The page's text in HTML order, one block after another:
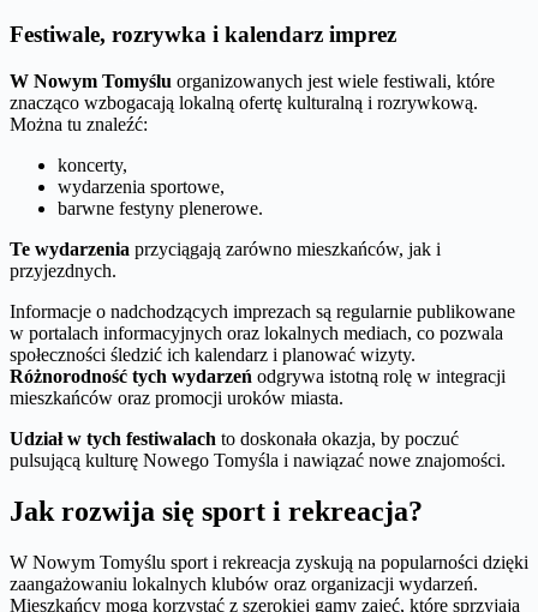
Festiwale, rozrywka i kalendarz imprez
W Nowym Tomyślu organizowanych jest wiele festiwali, które
znacząco wzbogacają lokalną ofertę kulturalną i rozrywkową.
Można tu znaleźć:
koncerty,
wydarzenia sportowe,
barwne festyny plenerowe.
Te wydarzenia przyciągają zarówno mieszkańców, jak i
przyjezdnych.
Informacje o nadchodzących imprezach są regularnie publikowane
w portalach informacyjnych oraz lokalnych mediach, co pozwala
społeczności śledzić ich kalendarz i planować wizyty.
Różnorodność tych wydarzeń odgrywa istotną rolę w integracji
mieszkańców oraz promocji uroków miasta.
Udział w tych festiwalach to doskonała okazja, by poczuć
pulsującą kulturę Nowego Tomyśla i nawiązać nowe znajomości.
Jak rozwija się sport i rekreacja?
W Nowym Tomyślu sport i rekreacja zyskują na popularności dzięki
zaangażowaniu lokalnych klubów oraz organizacji wydarzeń.
Mieszkańcy mogą korzystać z szerokiej gamy zajęć, które sprzyjają